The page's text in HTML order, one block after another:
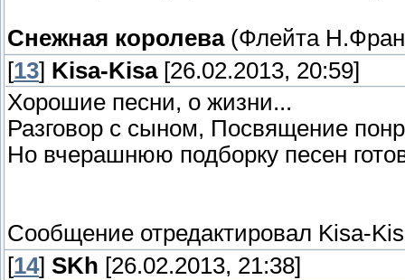
Снежная королева(Флейта
[13] Kisa-Kisa[26.02.2013, 20:59]
Хорошие песни, о жизни...
Разговор с сыном, Посвящение
Но вчерашнюю подборку песен
Сообщение отредактировал Kisa-
[14] SKh [26.02.2013, 21:38]